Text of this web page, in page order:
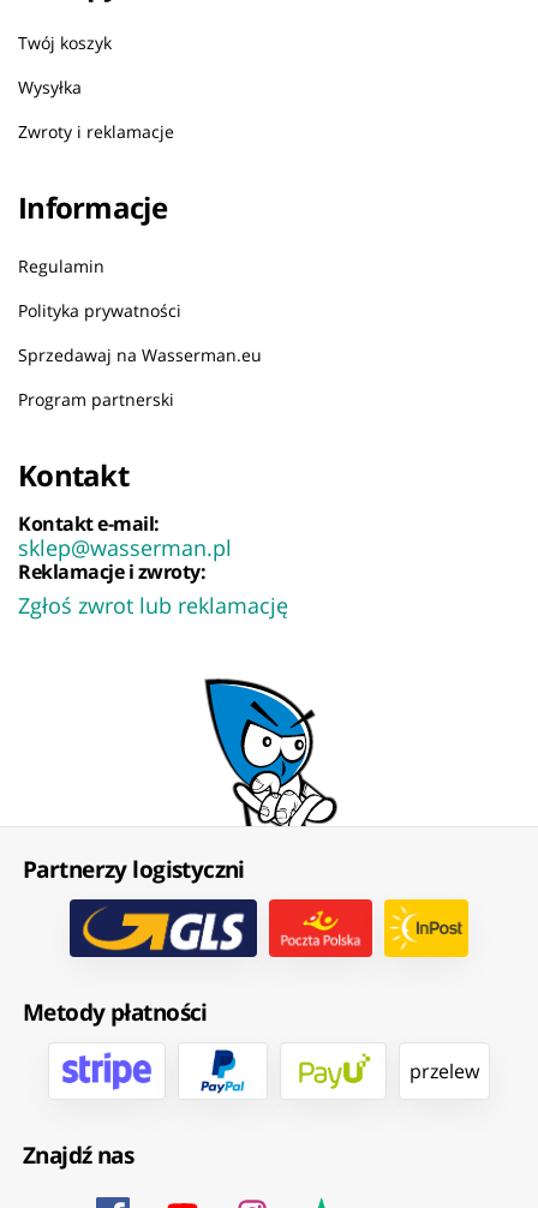
Twój koszyk
Wysyłka
Zwroty i reklamacje
Informacje
Regulamin
Polityka prywatności
Sprzedawaj na Wasserman.eu
Program partnerski
Kontakt
Kontakt e-mail:
sklep@wasserman.pl
Reklamacje i zwroty:
Zgłoś zwrot lub reklamację
Partnerzy logistyczni
Metody płatności
przelew
Znajdź nas